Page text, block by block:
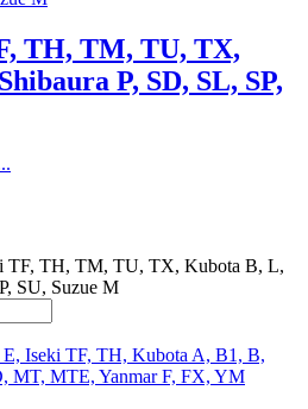
TH, TM, TU, TX,
P, SD, SL, SP,
TF, TH, TM, TU, TX, Kubota B, L,
SU, Suzue M